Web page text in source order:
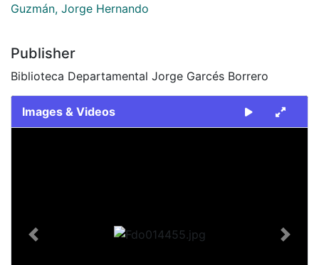
Guzmán, Jorge Hernando
Publisher
Biblioteca Departamental Jorge Garcés Borrero
Images & Videos
Previous Next